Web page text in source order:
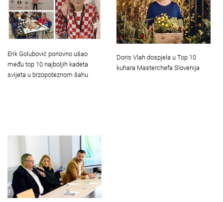
Erik Golubović ponovno ušao
među top 10 najboljih kadeta
svijeta u brzopoteznom šahu
Doris Vlah dospjela u Top 10
kuhara Masterchefa Slovenija